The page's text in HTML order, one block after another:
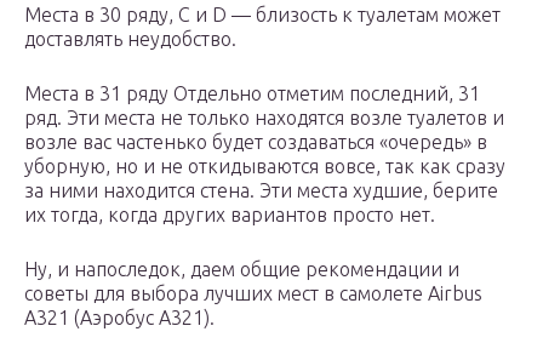
Места в 30 ряду, C и D — близость к туалетам может
доставлять неудобство.
Места в 31 ряду Отдельно отметим последний, 31
ряд. Эти места не только находятся возле туалетов и
возле вас частенько будет создаваться «очередь» в
уборную, но и не откидываются вовсе, так как сразу
за ними находится стена. Эти места худшие, берите
их тогда, когда других вариантов просто нет.
Ну, и напоследок, даем общие рекомендации и
советы для выбора лучших мест в самолете Airbus
A321 (Аэробус А321).